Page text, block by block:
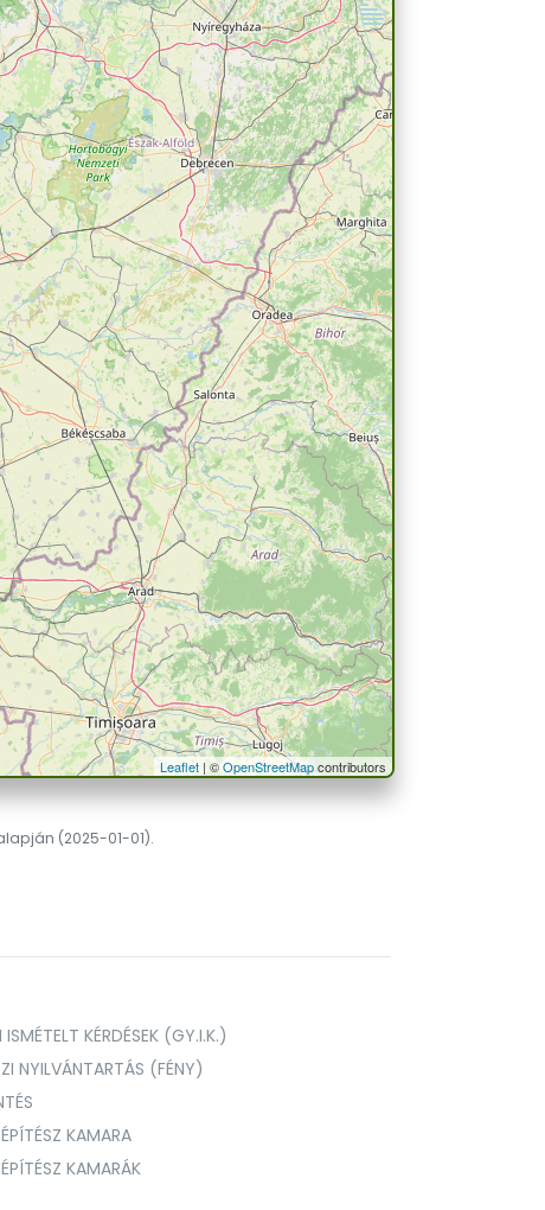
Leaflet | ©OpenStreetMapcontributors
(2025-01-01).
ISMÉTELT KÉRDÉSEK (GY.I.K.)
NYILVÁNTARTÁS (FÉNY)
KAMARA
KAMARÁK